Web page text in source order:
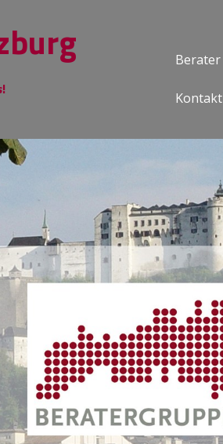
Berater
Kontakt